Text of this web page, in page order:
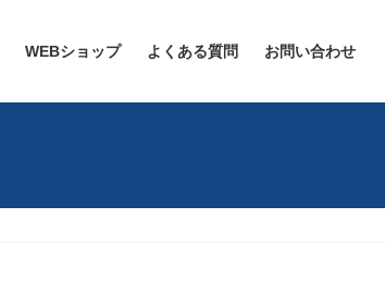
WEBショップ よくある質問 お問い合わせ